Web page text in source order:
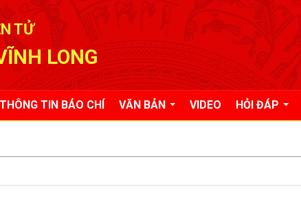
TỬ
LONG
TIN BÁO CHÍ VĂN BẢN VIDEO HỎI ĐÁP